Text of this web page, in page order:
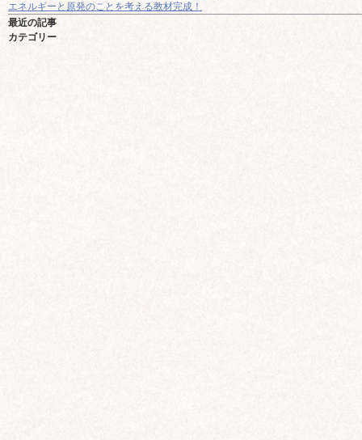
エネルギーと原発のことを考える教材完成！
最近の記事
カテゴリー